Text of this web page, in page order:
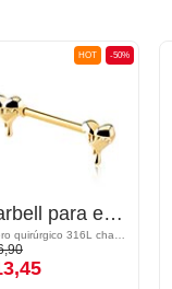
-50%
HOT
Barbell para el pezón